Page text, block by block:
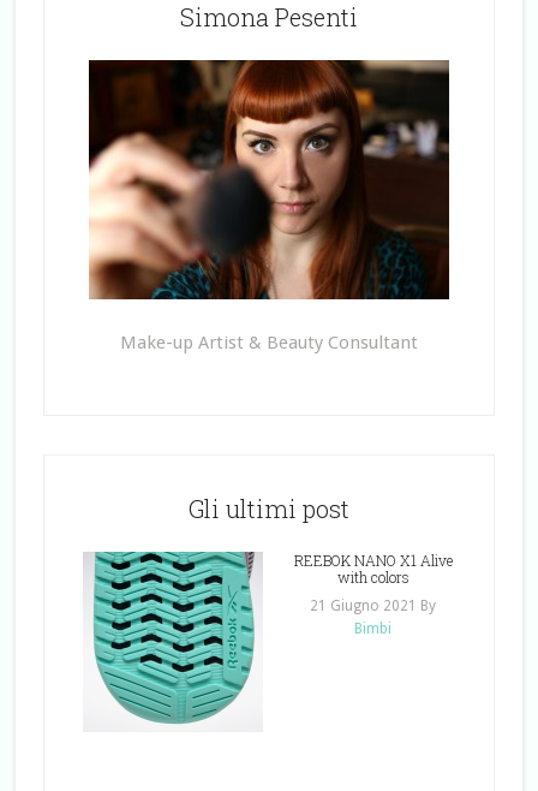
Simona Pesenti
Make-up Artist & Beauty Consultant
Gli ultimi post
REEBOK NANO X1 Alive
with colors
21 Giugno 2021
By
Bimbi